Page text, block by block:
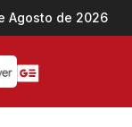
Agosto de 2026